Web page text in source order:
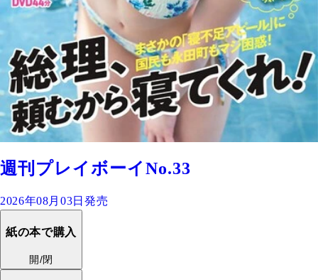
週刊プレイボーイNo.33
2026年08月03日発売
紙の本で購入
開/閉